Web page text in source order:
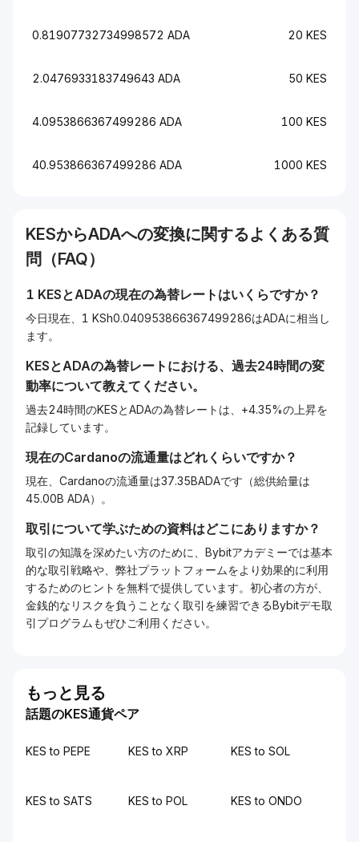
0.81907732734998572 ADA 20 KES
2.0476933183749643 ADA 50 KES
4.0953866367499286 ADA 100 KES
40.953866367499286 ADA 1000 KES
KESからADAへの変換に関するよくある質
問（FAQ）
1 KESとADAの現在の為替レートはいくらですか？
今日現在、1 KSh0.040953866367499286はADAに相当し
ます。
KESとADAの為替レートにおける、過去24時間の変
動率について教えてください。
過去24時間のKESとADAの為替レートは、+4.35%の上昇を
記録しています。
現在のCardanoの流通量はどれくらいですか？
現在、Cardanoの流通量は37.35BADAです（総供給量は
45.00B ADA）。
取引について学ぶための資料はどこにありますか？
取引の知識を深めたい方のために、Bybitアカデミーでは基本
的な取引戦略や、弊社プラットフォームをより効果的に利用
するためのヒントを無料で提供しています。初心者の方が、
金銭的なリスクを負うことなく取引を練習できるBybitデモ取
引プログラムもぜひご利用ください。
もっと見る
話題のKES通貨ペア
KES to PEPE KES to XRP KES to SOL
KES to SATS KES to POL KES to ONDO